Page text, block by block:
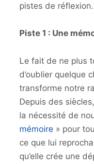
pistes de
Piste 1 : Une
Le fait de ne plus
d’oublier quelque
transforme notre
Depuis des
la nécessité de
mémoire » pour
ce que lui
qu’elle crée une